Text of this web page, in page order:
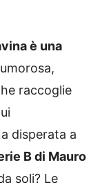
è una
raccoglie
disperata a
B di Mauro
soli? Le